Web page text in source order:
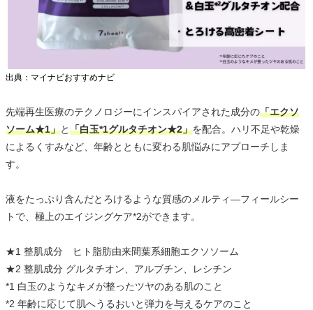
出典：マイナビおすすめナビ
先端再生医療のテクノロジーにインスパイアされた成分の「エクソ
ソーム★1」と「白玉*1グルタチオン★2」を配合。ハリ不足や乾燥
によるくすみなど、年齢とともに変わる肌悩みにアプローチしま
す。
液をたっぷり含んだとろけるような質感のメルティ―フィールシー
トで、極上のエイジングケア*2ができます。
★1 整肌成分 ヒト脂肪由来間葉系細胞エクソソーム
★2 整肌成分 グルタチオン、アルブチン、レシチン
*1 白玉のようなキメが整ったツヤのある肌のこと
*2 年齢に応じて肌へうるおいと弾力を与えるケアのこと